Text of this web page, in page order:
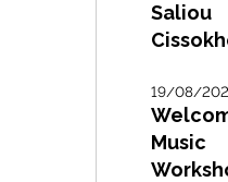
Saliou
19/08/
Music